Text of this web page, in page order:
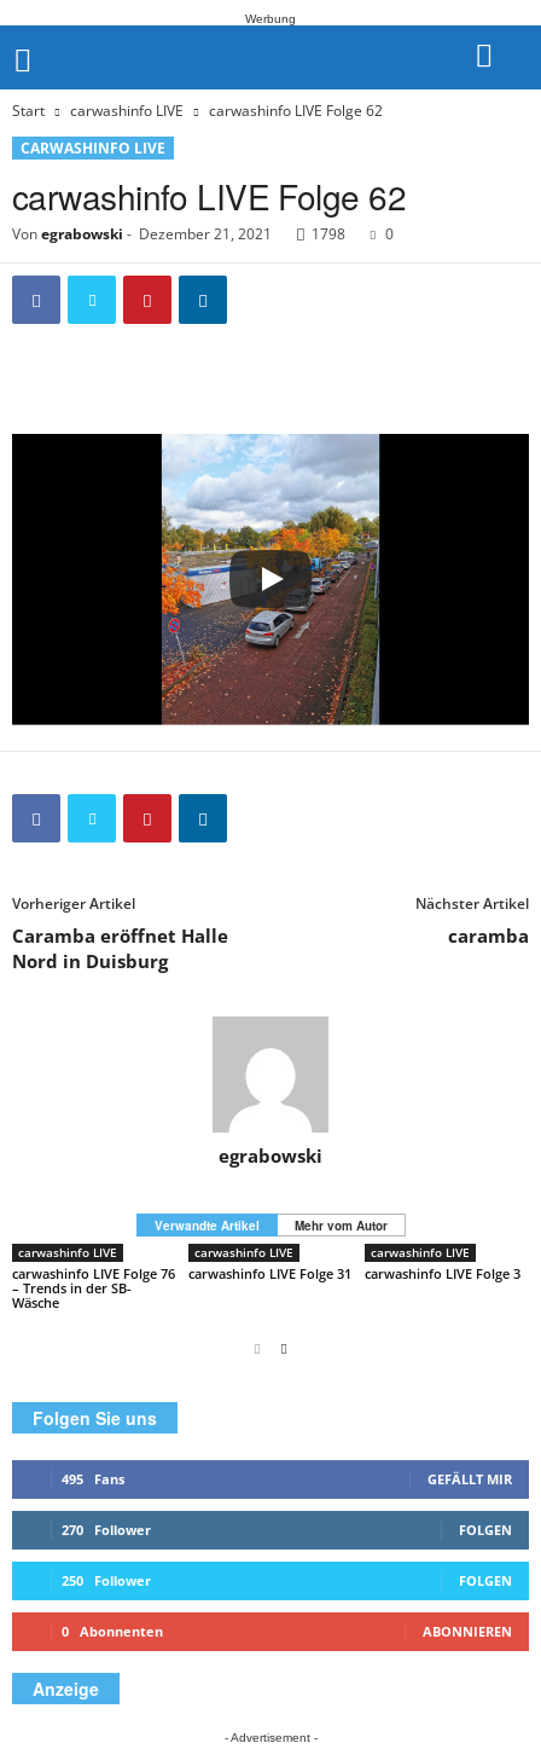
Werbung
Start carwashinfo LIVE
carwashinfo LIVE Folge 62
CARWASHINFO LIVE
carwashinfo LIVE Folge 62
Vonegrabowski - Dezember 21, 2021 1798 0
Vorheriger Artikel
Caramba eröffnet Halle
Nord in Duisburg
Nächster Artikel
caramba
egrabowski
Verwandte Artikel
Mehr vom Autor
carwashinfo LIVE
carwashinfo LIVE Folge 76
– Trends in der SB-
Wäsche
carwashinfo LIVE
carwashinfo LIVE Folge 31
carwashinfo LIVE
carwashinfo LIVE Folge 3
Folgen Sie uns
495 Fans GEFÄLLT MIR
270 Follower FOLGEN
250 Follower FOLGEN
0 Abonnenten ABONNIEREN
Anzeige
- Advertisement -